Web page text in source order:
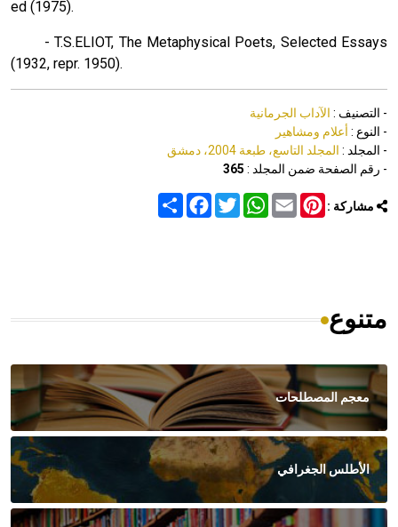
ed (1975).
- T.S.ELIOT, The Metaphysical Poets, Selected Essays
(1932, repr. 1950).
- التصنيف : الآداب الجرمانية
- النوع : أعلام ومشاهير
- المجلد : المجلد التاسع، طبعة 2004، دمشق
- رقم الصفحة ضمن المجلد : 365
مشاركة : Share
FacebookTwitter
WhatsAppEmail
Pinterest
متنوع
معجم المصطلحات
الأطلس الجغرافي